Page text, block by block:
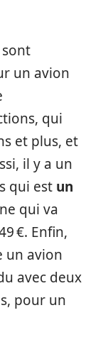
un avion
qui
et plus, et
il y a un
qui est un
qui va
€. Enfin,
un avion
avec deux
pour un